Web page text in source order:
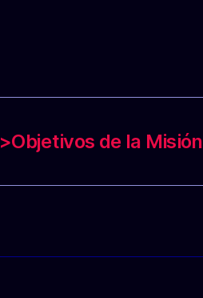
>Objetivos de la Misión